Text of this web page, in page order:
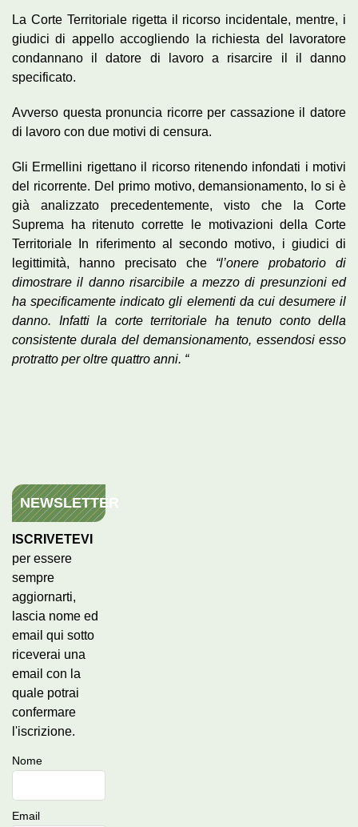
La Corte Territoriale rigetta il ricorso incidentale, mentre, i
giudici di appello accogliendo la richiesta del lavoratore
condannano il datore di lavoro a risarcire il il danno
specificato.
Avverso questa pronuncia ricorre per cassazione il datore
di lavoro con due motivi di censura.
Gli Ermellini rigettano il ricorso ritenendo infondati i motivi
del ricorrente. Del primo motivo, demansionamento, lo si è
già analizzato precedentemente, visto che la Corte
Suprema ha ritenuto corrette le motivazioni della Corte
Territoriale In riferimento al secondo motivo, i giudici di
legittimità, hanno precisato che “l’onere probatorio di
dimostrare il danno risarcibile a mezzo di presunzioni ed
ha specificamente indicato gli elementi da cui desumere il
danno. Infatti la corte territoriale ha tenuto conto della
consistente durala del demansionamento, essendosi esso
protratto per oltre quattro anni. “
NEWSLETTER
ISCRIVETEVI
per essere
sempre
aggiornarti,
lascia nome ed
email qui sotto
riceverai una
email con la
quale potrai
confermare
l'iscrizione.
Nome
Email